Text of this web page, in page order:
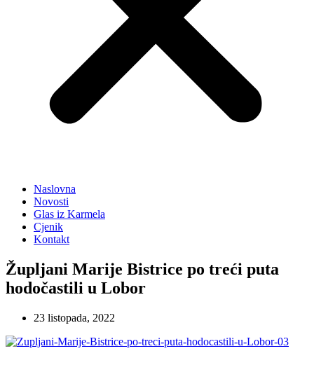
Naslovna
Novosti
Glas iz Karmela
Cjenik
Kontakt
Župljani Marije Bistrice po treći puta
hodočastili u Lobor
23 listopada, 2022